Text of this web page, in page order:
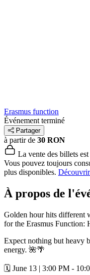
Erasmus function
Événement terminé
Partager
à partir de 30 RON
La vente des billets
Vous pouvez toujours
plus disponibles.
À propos de
Golden hour hits different
for the Erasmus Function:
Expect nothing but heavy
energy. 🌺🌴
🗓️ June 13 | 3:00 PM -